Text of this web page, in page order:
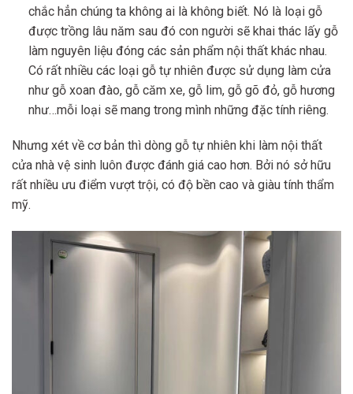
chắc hẳn chúng ta không ai là không biết. Nó là loại gỗ
được trồng lâu năm sau đó con người sẽ khai thác lấy gỗ
làm nguyên liệu đóng các sản phẩm nội thất khác nhau.
Có rất nhiều các loại gỗ tự nhiên được sử dụng làm cửa
như gỗ xoan đào, gỗ căm xe, gỗ lim, gỗ gõ đỏ, gỗ hương
như…mỗi loại sẽ mang trong mình những đặc tính riêng.
Nhưng xét về cơ bản thì dòng gỗ tự nhiên khi làm nội thất
cửa nhà vệ sinh luôn được đánh giá cao hơn. Bởi nó sở hữu
rất nhiều ưu điểm vượt trội, có độ bền cao và giàu tính thẩm
mỹ.